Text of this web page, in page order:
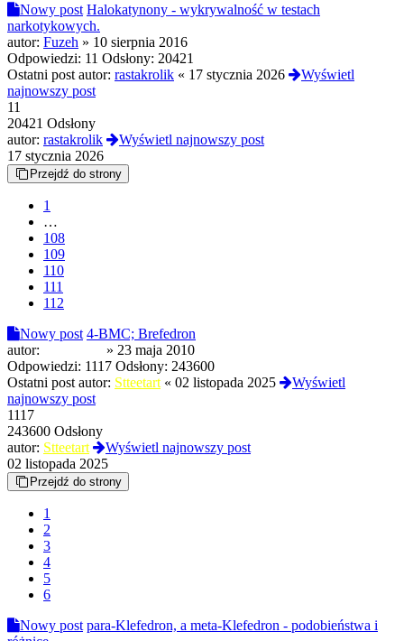
Nowy post Halokatynony - wykrywalność w testach
narkotykowych.
autor: Fuzeh » 10 sierpnia 2016
Odpowiedzi: 11 Odsłony: 20421
Ostatni post autor: rastakrolik « 17 stycznia 2026
Wyświetl
najnowszy post
11
20421 Odsłony
autor: rastakrolik
Wyświetl najnowszy post
17 stycznia 2026
Przejdź do strony
1
…
108
109
110
111
112
Nowy post 4-BMC; Brefedron
autor:
» 23 maja 2010
Odpowiedzi: 1117 Odsłony: 243600
Ostatni post autor: Stteetart « 02 listopada 2025
Wyświetl
najnowszy post
1117
243600 Odsłony
autor: Stteetart
Wyświetl najnowszy post
02 listopada 2025
Przejdź do strony
1
2
3
4
5
6
Nowy post para-Klefedron, a meta-Klefedron - podobieństwa i